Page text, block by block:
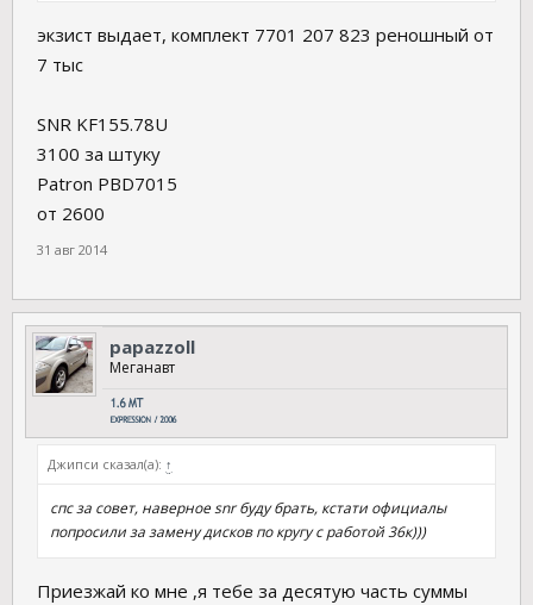
экзист выдает, комплект 7701 207 823 реношный от
7 тыс
SNR KF155.78U
3100 за штуку
Patron PBD7015
от 2600
31 авг 2014
papazzoll
Меганавт
Джипси сказал(а): ↑
спс за совет, наверное snr буду брать, кстати официалы
попросили за замену дисков по кругу с работой 36к)))
Приезжай ко мне ,я тебе за десятую часть суммы